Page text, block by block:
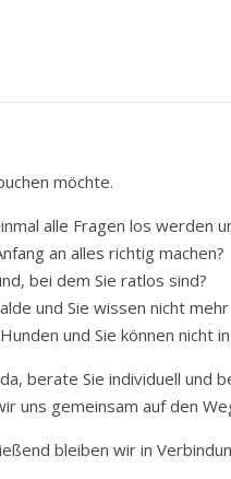
möchte.
alle Fragen los werden
an alles richtig machen?
bei dem Sie ratlos sind?
und Sie wissen nicht
und Sie können nicht
berate Sie individuell
uns gemeinsam auf den
bleiben wir in